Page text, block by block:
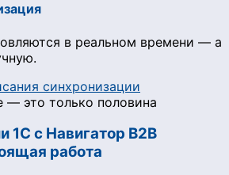
в реальном времени — а
синхронизации
— это только половина
1С с Навигатор B2B
работа